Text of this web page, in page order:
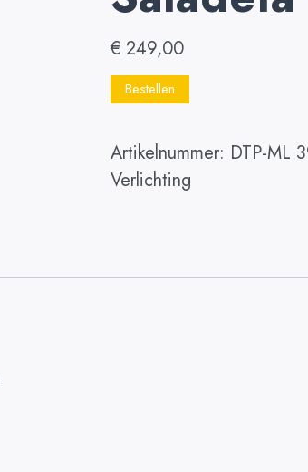
€ 249,00
Bestellen
Artikelnummer: DTP-ML
Verlichting